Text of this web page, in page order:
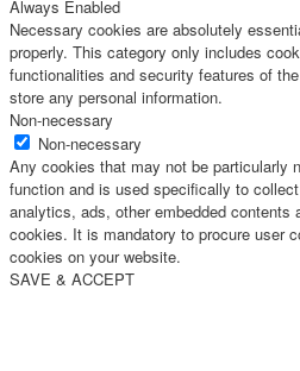
Always Enabled
Necessary cookies are absolutely
properly. This category only includes
functionalities and security features of
store any personal information.
Non-necessary
Non-necessary
Any cookies that may not be particularly
function and is used specifically to
analytics, ads, other embedded contents
cookies. It is mandatory to procure user
cookies on your website.
SAVE & ACCEPT